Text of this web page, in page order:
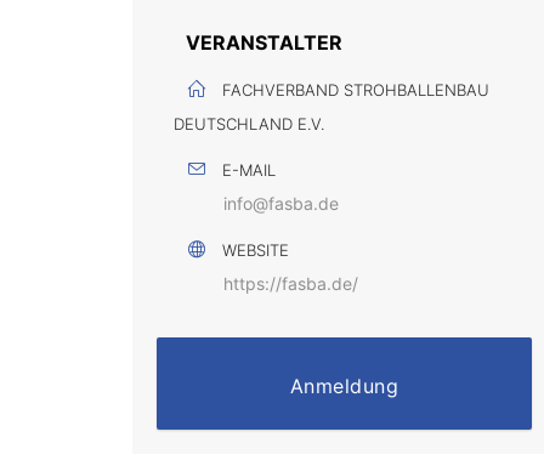
VERANSTALTER
FACHVERBAND STROHBALLENBAU
DEUTSCHLAND E.V.
E-MAIL
info@fasba.de
WEBSITE
https://fasba.de/
Anmeldung